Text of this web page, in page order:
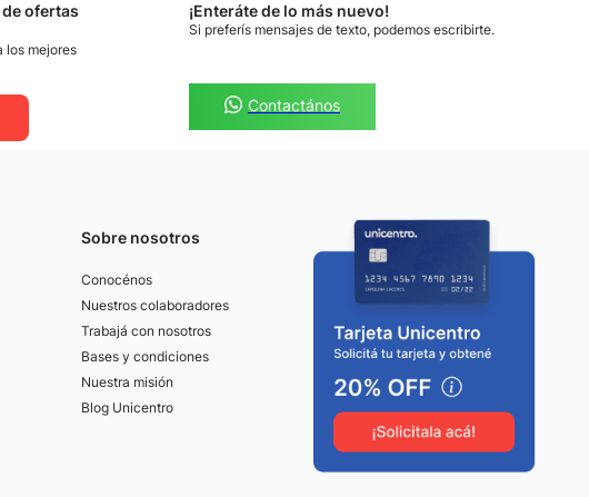
ofertas
los mejores
¡Enteráte de lo más nuevo!
Si preferís mensajes de texto, podemos escribirte.
Contactános
Sobre nosotros
Conocénos
Nuestros colaboradores
Trabajá con nosotros
Bases y condiciones
Nuestra misión
Blog Unicentro